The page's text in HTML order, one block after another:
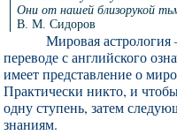
Они от нашей близорукой
В. М. Сидоров
Мировая астрология
переводе с английского
имеет представление о
Практически никто, и
одну ступень, затем
знаниям.